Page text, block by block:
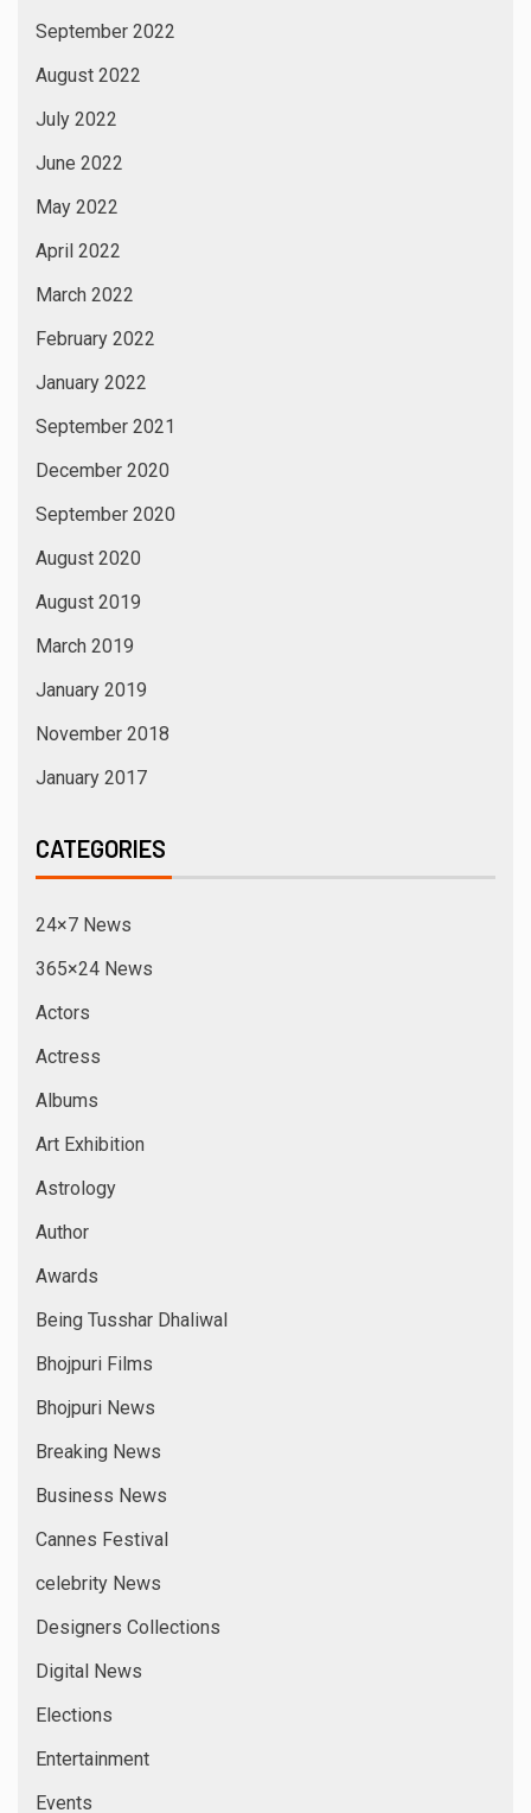
September 2022
August 2022
July 2022
June 2022
May 2022
April 2022
March 2022
February 2022
January 2022
September 2021
December 2020
September 2020
August 2020
August 2019
March 2019
January 2019
November 2018
January 2017
CATEGORIES
24×7 News
365×24 News
Actors
Actress
Albums
Art Exhibition
Astrology
Author
Awards
Being Tusshar Dhaliwal
Bhojpuri Films
Bhojpuri News
Breaking News
Business News
Cannes Festival
celebrity News
Designers Collections
Digital News
Elections
Entertainment
Events